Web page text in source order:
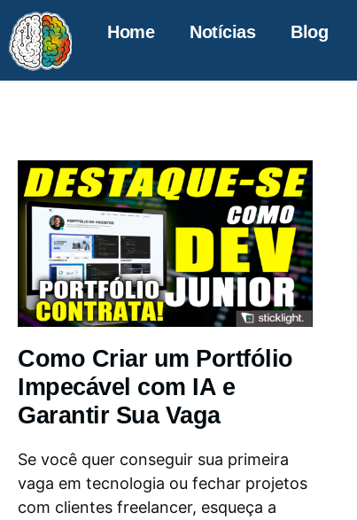
Home Notícias Blog
Como Criar um Portfólio
Impecável com IA e
Garantir Sua Vaga
Se você quer conseguir sua primeira
vaga em tecnologia ou fechar projetos
com clientes freelancer, esqueça a